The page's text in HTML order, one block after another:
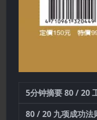
5分钟摘要80 / 20
80 / 20 九项成功法